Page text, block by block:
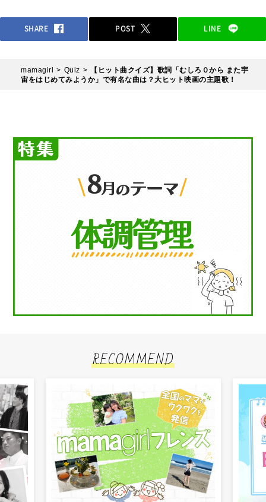
SHARE POST LINE
mamagirl Quiz
【ヒット曲クイズ】歌詞「むしろ０から また宇
宙をはじめてみようか」で有名な曲は？大ヒット映画の主題歌！
RECOMMEND